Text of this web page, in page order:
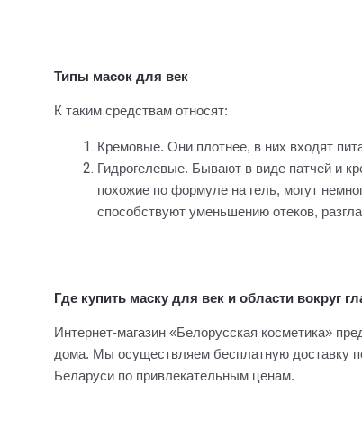
Типы масок для век
К таким средствам относят:
Кремовые. Они плотнее, в них входят
Гидрогелевые. Бывают в виде патчей и
похожие по формуле на гель, могут
способствуют уменьшению отеков,
Где купить маску для век и области вокруг
Интернет-магазин «Белорусская косметика»
дома. Мы осуществляем бесплатную доставку
Беларуси по привлекательным ценам.